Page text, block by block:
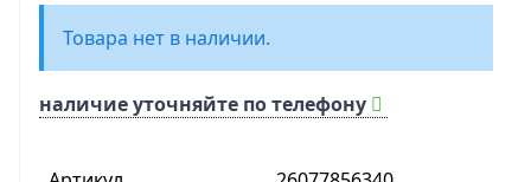
Товара нет в наличии.
наличие уточняйте по телефону